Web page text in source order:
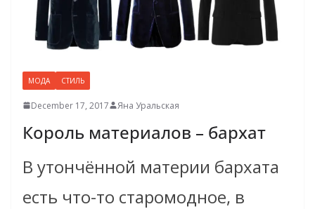
МОДА СТИЛЬ
December 17, 2017 Яна Уральская
Король материалов – бархат
В утончённой материи бархата
есть что-то старомодное, в